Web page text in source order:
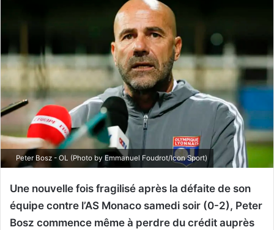
Peter Bosz - OL (Photo by Emmanuel Foudrot/Icon Sport)
Une nouvelle fois fragilisé après la défaite de son
équipe contre l’AS Monaco samedi soir (0-2), Peter
Bosz commence même à perdre du crédit auprès